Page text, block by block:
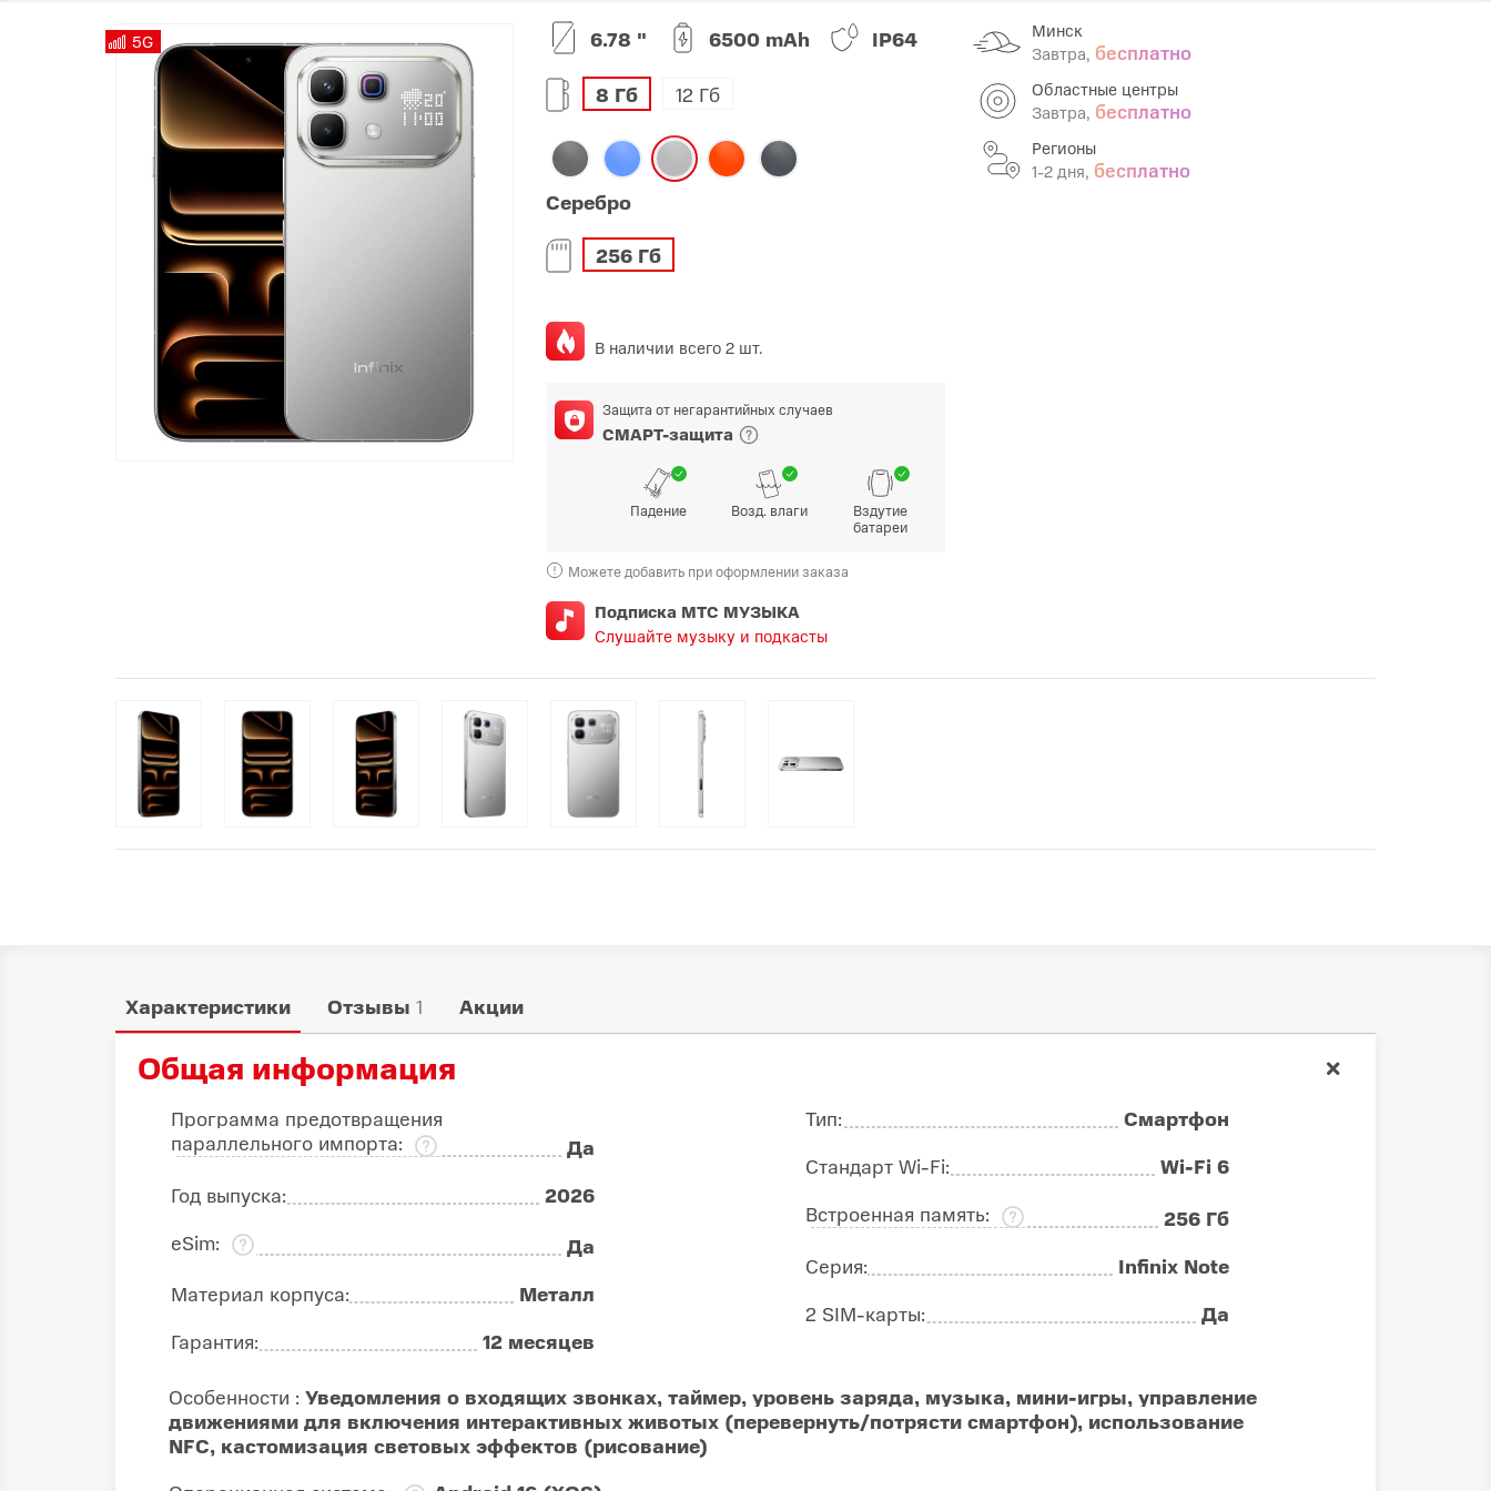
POCO
POCO F
POCO X
realme
realme C
realme 14
realme note
TCL
TCL 70
Infinix
Infinix Note
Blackview
Гаджеты
Видеоигры
Мобильные кассы
Интернет для дома
Аксессуары
Cертификаты
Купить SIM
5G 6.78 " 6500 mAh IP64
8 Гб 12 Гб
Серебро
256 Гб
В наличии всего 2 шт.
Защита от негарантийных случаев
СМАРТ-защита
Падение Возд. влаги Вздутие
батареи
Можете добавить при оформлении заказа
Подписка МТС МУЗЫКА
Слушайте музыку и подкасты
Минск
Завтра, бесплатно
Областные центры
Завтра, бесплатно
Регионы
1-2 дня, бесплатно
Характеристики Отзывы 1 Акции
Общая информация
Программа предотвращения
параллельного импорта:
Да
Год выпуска:
2026
eSim:
Да
Материал корпуса:
Металл
Гарантия:
12 месяцев
Тип:
Смартфон
Стандарт Wi-Fi:
Wi-Fi 6
Встроенная память:
256 Гб
Серия:
Infinix Note
2 SIM-карты:
Да
Особенности : Уведомления о входящих звонках, таймер, уровень заряда, музыка, мини-игры, управление
движениями для включения интерактивных животых (перевернуть/потрясти смартфон), использование
NFC, кастомизация световых эффектов (рисование)